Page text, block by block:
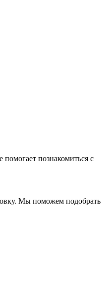
познакомиться с
Мы поможем подобрать